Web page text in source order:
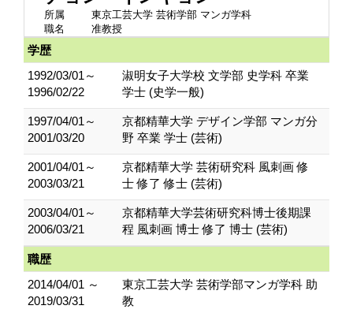
所属
東京工芸大学 芸術学部 マンガ学科
職名
准教授
学歴
1992/03/01～
1996/02/22
淑明女子大学校 文学部 史学科 卒業
学士 (史学一般)
1997/04/01～
2001/03/20
京都精華大学 デザイン学部 マンガ分
野 卒業 学士 (芸術)
2001/04/01～
2003/03/21
京都精華大学 芸術研究科 風刺画 修
士 修了 修士 (芸術)
2003/04/01～
2006/03/21
京都精華大学芸術研究科博士後期課
程 風刺画 博士 修了 博士 (芸術)
職歴
2014/04/01 ～
2019/03/31
東京工芸大学 芸術学部マンガ学科 助
教